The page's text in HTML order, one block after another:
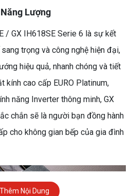
Lượng
/ GX IH618SE Serie 6 là sự kết
trọng và công nghệ hiện đại,
hiệu quả, nhanh chóng và tiết
kính cao cấp EURO Platinum,
năng Inverter thông minh, GX
chắn sẽ là người bạn đồng hành
cho không gian bếp của gia đình
Nội Dung